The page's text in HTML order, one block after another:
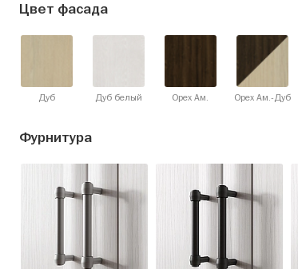
Цвет фасада
Дуб Дуб белый Орех Ам. Орех Ам.-Дуб
Фурнитура